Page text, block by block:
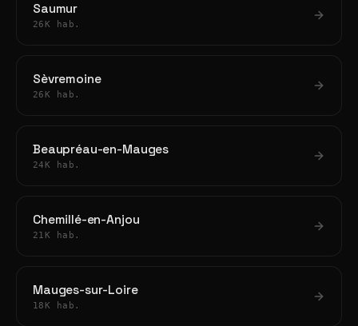
Saumur
26K hab.
Sèvremoine
26K hab.
Beaupréau-en-Mauges
24K hab.
Chemillé-en-Anjou
21K hab.
Mauges-sur-Loire
18K hab.